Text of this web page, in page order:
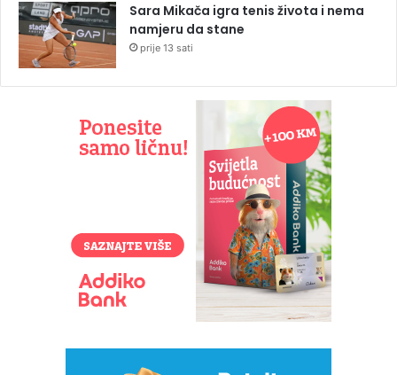
Sara Mikača igra tenis života i nema
namjeru da stane
prije 13 sati